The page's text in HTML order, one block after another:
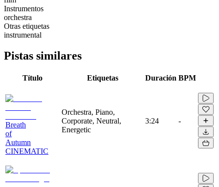
Instrumentos
orchestra
Otras etiquetas
instrumental
Pistas similares
Título Etiquetas Duración BPM
Breath
of
Autumn
CINEMATIC
Orchestra, Piano,
Corporate, Neutral,
Energetic
3:24 -